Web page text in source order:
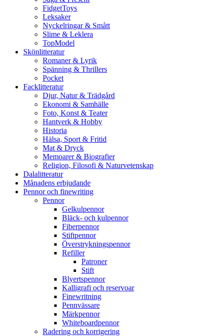
FidgetToys
Leksaker
Nyckelringar & Smått
Slime & Leklera
TopModel
Skönlitteratur
Romaner & Lyrik
Spänning & Thrillers
Pocket
Facklitteratur
Djur, Natur & Trädgård
Ekonomi & Samhälle
Foto, Konst & Teater
Hantverk & Hobby
Historia
Hälsa, Sport & Fritid
Mat & Dryck
Memoarer & Biografier
Religion, Filosofi & Naturvetenskap
Dalalitteratur
Månadens erbjudande
Pennor och finewriting
Pennor
Gelkulpennor
Bläck- och kulpennor
Fiberpennor
Stiftpennor
Överstrykningspennor
Refiller
Patroner
Stift
Blyertspennor
Kalligrafi och reservoar
Finewritning
Pennvässare
Märkpennor
Whiteboardpennor
Radering och korrigering